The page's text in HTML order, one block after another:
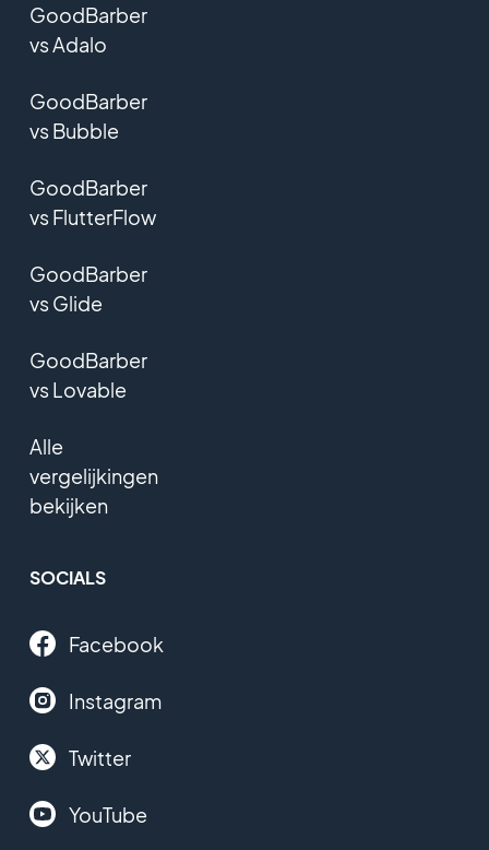
GoodBarber
vs Adalo
GoodBarber
vs Bubble
GoodBarber
vs FlutterFlow
GoodBarber
vs Glide
GoodBarber
vs Lovable
Alle
vergelijkingen
bekijken
SOCIALS
Facebook
Instagram
Twitter
YouTube